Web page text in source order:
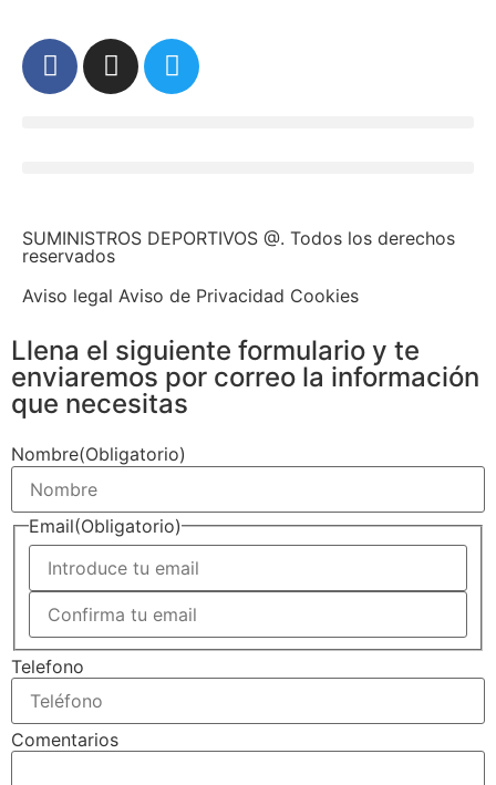
SUMINISTROS DEPORTIVOS @. Todos los derechos
reservados
Aviso legal Aviso de Privacidad Cookies
Llena el siguiente formulario y te
enviaremos por correo la información
que necesitas
Nombre(Obligatorio)
Email(Obligatorio)
Telefono
Comentarios